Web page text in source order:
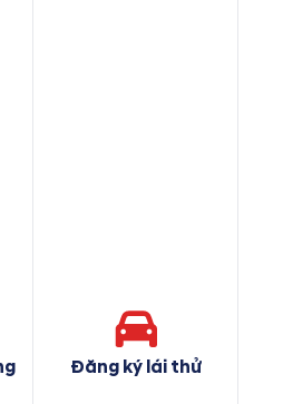
Đăng ký lái thử